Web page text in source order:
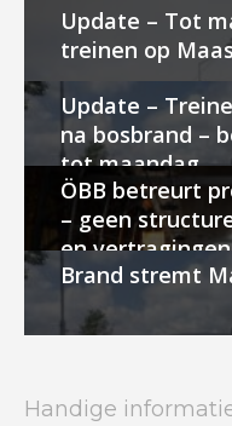
Update – Tot
treinen op
Update –
na bosbrand –
tot maandag
ÖBB betreurt
– geen
en vertragingen
Brand stremt
Handige